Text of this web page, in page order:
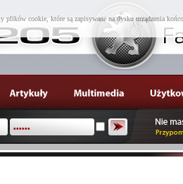
plików cookie, które są zapisywane na dysku urządzenia